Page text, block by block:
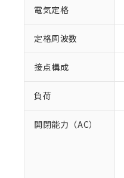
電気定格
定格周波数
接点構成
負荷
開閉能力（AC）